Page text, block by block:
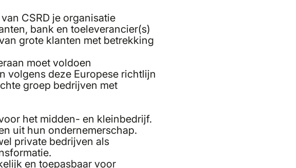
CSRD je organisatie
bank en toeleverancier(s)
grote klanten met betrekking
moet voldoen
volgens deze Europese richtlijn
groep bedrijven met
het midden- en kleinbedrijf.
uit hun ondernemerschap.
private bedrijven als
en toepasbaar voor